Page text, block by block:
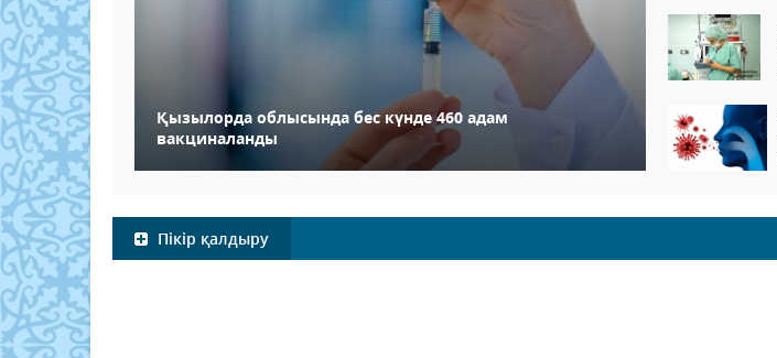
Қызылорда облысында бес күнде 460 адам
вакциналанды
Пікір қалдыру